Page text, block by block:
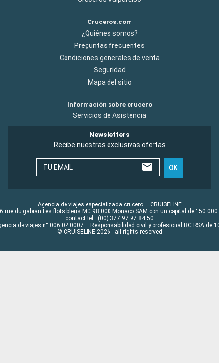
Cruceros.com
¿Quiénes somos?
Preguntas frecuentes
Condiciones generales de venta
Seguridad
Mapa del sitio
Información sobre crucero
Servicios de Asistencia
Newsletters
Recibe nuestras exclusivas ofertas
TU EMAIL OK
Agencia de viajes especializada crucero – CRUISELINE
rue du gabian Les flots bleus MC 98 000 Monaco SAM con un capital de 150 000
contact tel : (00) 377 97 97 84 50
de viajes n° 006 02 0007 – Responsabilidad civil y profesional RC RSA de
© CRUISELINE 2026 - all rights reserved